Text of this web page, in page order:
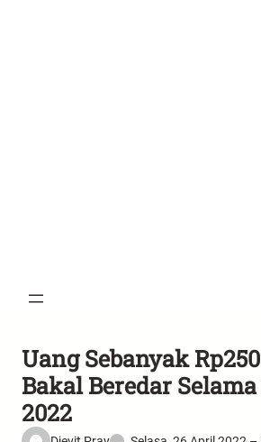
Uang Sebanyak
Bakal Beredar
2022